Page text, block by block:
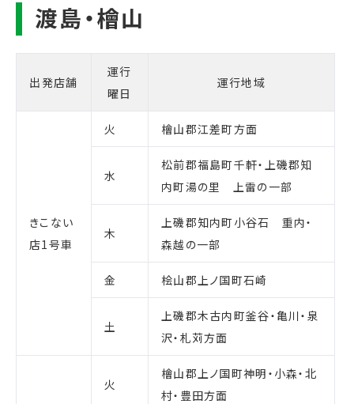
出発店舗
運行
曜日
運行地域
きこない
店1号車
火 檜山郡江差町方面
水
松前郡福島町千軒・上磯郡知
内町湯の里 上雷の一部
木
上磯郡知内町小谷石 重内・
森越の一部
金 桧山郡上ノ国町石崎
土
上磯郡木古内町釜谷・亀川・泉
沢・札苅方面
火
檜山郡上ノ国町神明・小森・北
村・豊田方面